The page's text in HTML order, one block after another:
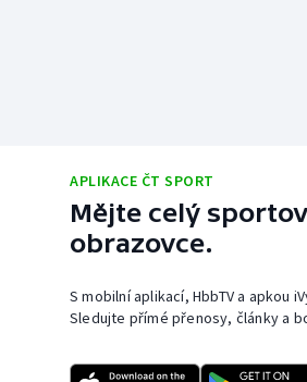
APLIKACE ČT SPORT
Mějte celý
obrazovce.
S mobilní aplikací, HbbTV a apkou
Sledujte přímé přenosy, články a